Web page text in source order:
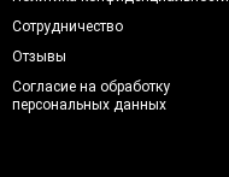
Сотрудничество
Отзывы
Согласие на обработку
персональных данных